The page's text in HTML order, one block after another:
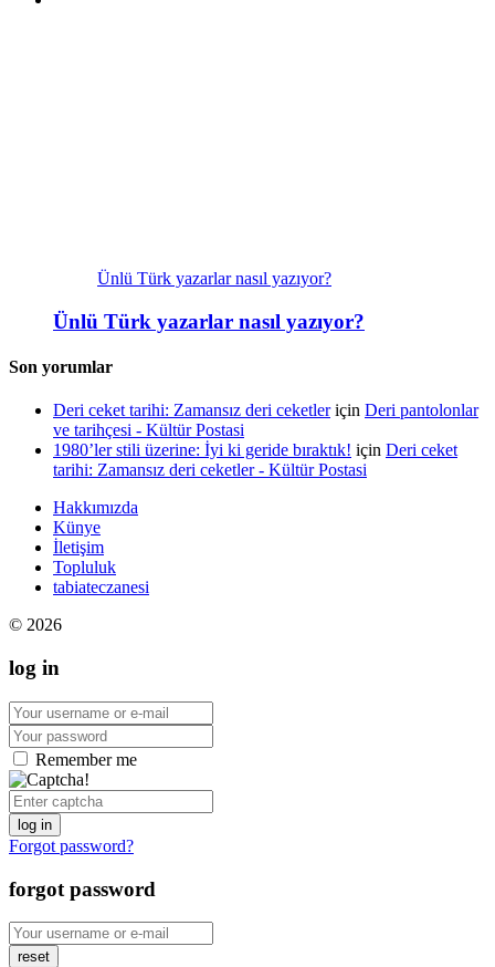
Ünlü Türk yazarlar nasıl yazıyor?
Ünlü Türk yazarlar nasıl yazıyor?
Son yorumlar
Deri ceket tarihi: Zamansız deri ceketleriçin Deri pantolonlar
ve tarihçesi - Kültür Postasi
1980’ler stili üzerine: İyi ki geride bıraktık! için Deri ceket
tarihi: Zamansız deri ceketler - Kültür Postasi
Hakkımızda
Künye
İletişim
Topluluk
tabiateczanesi
© 2026
log in
Remember me
log in
Forgot password?
forgot password
reset